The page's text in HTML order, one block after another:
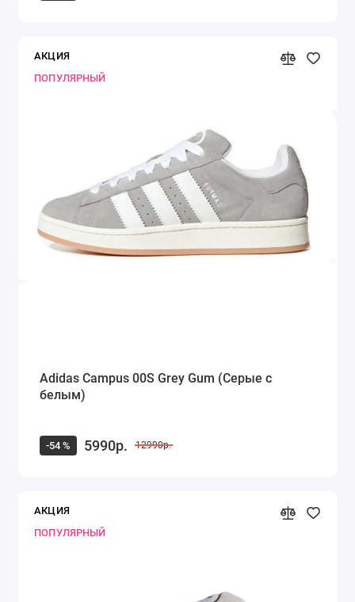
АКЦИЯ
ПОПУЛЯРНЫЙ
Adidas Campus 00S Grey Gum (Серые с
белым)
-54 % 5990р. 12990р.
АКЦИЯ
ПОПУЛЯРНЫЙ